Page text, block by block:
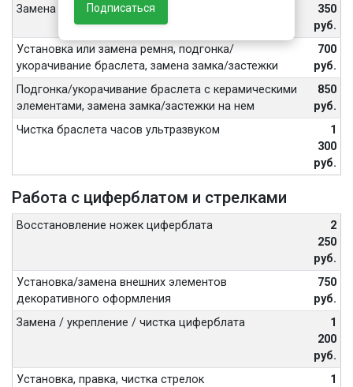
Подписаться
Замена шпильки или штифта браслета
350
руб.
Установка или замена ремня, подгонка/
укорачивание браслета, замена замка/застежки
700
руб.
Подгонка/укорачивание браслета с керамическими
элементами, замена замка/застежки на нем
850
руб.
Чистка браслета часов ультразвуком
1
300
руб.
Работа с циферблатом и стрелками
Восстановление ножек циферблата
2
250
руб.
Установка/замена внешних элементов
декоративного оформления
750
руб.
Замена / укрепление / чистка циферблата
1
200
руб.
Установка, правка, чистка стрелок
1